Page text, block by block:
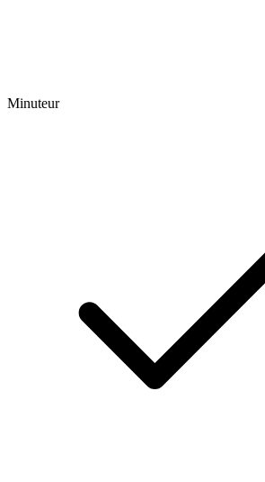
Minuteur